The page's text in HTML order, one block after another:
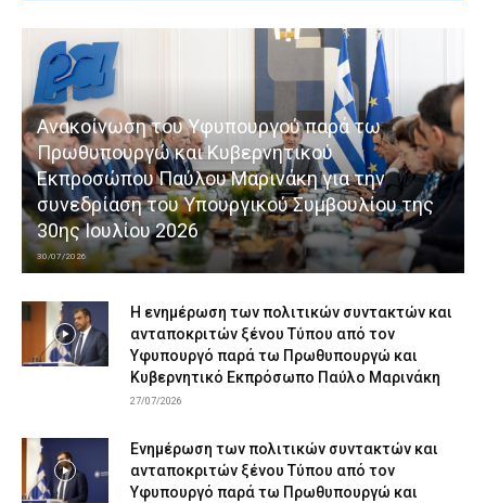
Ανακοίνωση του Υφυπουργού παρά τω
Πρωθυπουργώ και Κυβερνητικού
Εκπροσώπου Παύλου Μαρινάκη για την
συνεδρίαση του Υπουργικού Συμβουλίου της
30ης Ιουλίου 2026
30/07/2026
Η ενημέρωση των πολιτικών συντακτών και
ανταποκριτών ξένου Τύπου από τον
Υφυπουργό παρά τω Πρωθυπουργώ και
Κυβερνητικό Εκπρόσωπο Παύλο Μαρινάκη
27/07/2026
Ενημέρωση των πολιτικών συντακτών και
ανταποκριτών ξένου Τύπου από τον
Υφυπουργό παρά τω Πρωθυπουργώ και